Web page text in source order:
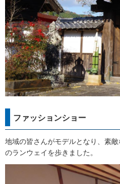
ファッションショー
地域の皆さんがモデルとなり、素
のランウェイを歩きました。